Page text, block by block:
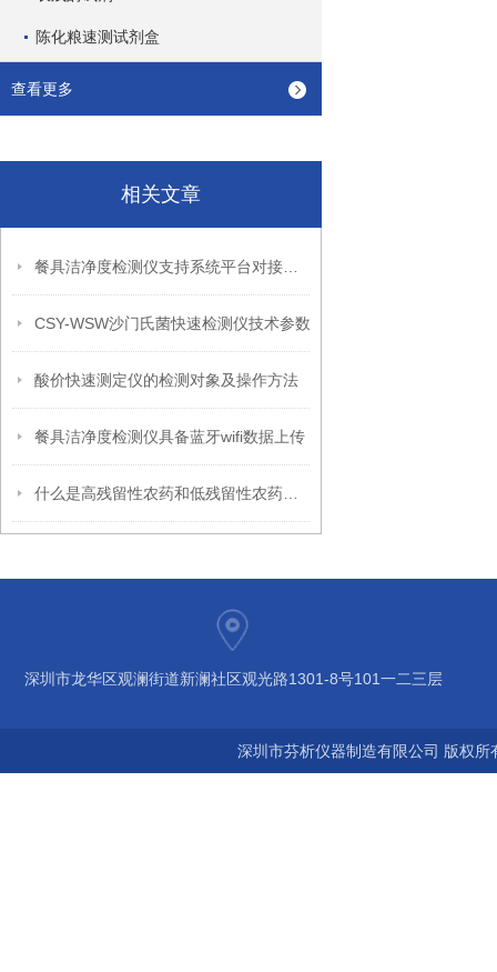
陈化粮速测试剂盒
查看更多
相关文章
CSY-WSW沙门氏菌快速检测仪技术参数
酸价快速测定仪的检测对象及操作方法
餐具洁净度检测仪具备蓝牙wifi数据上传
深圳市龙华区观澜街道新澜社区观光路1301-8号101一二三层
深圳市芬析仪器制造有限公司 版权